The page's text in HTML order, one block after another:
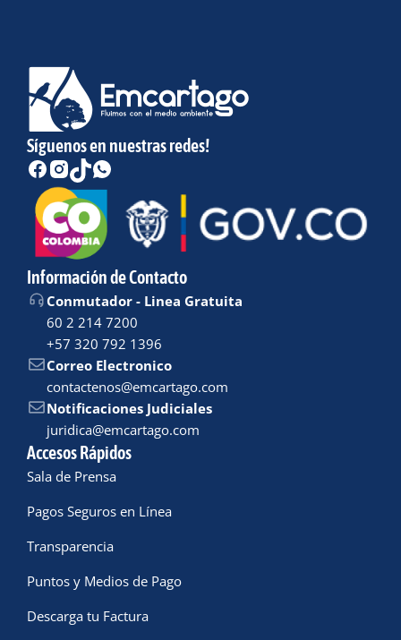
Síguenos en nuestras redes!
Información de Contacto
Conmutador - Linea Gratuita
60 2 214 7200
+57 320 792 1396
Correo Electronico
contactenos@emcartago.com
Notificaciones Judiciales
juridica@emcartago.com
Accesos Rápidos
Sala de Prensa
Pagos Seguros en Línea
Transparencia
Puntos y Medios de Pago
Descarga tu Factura